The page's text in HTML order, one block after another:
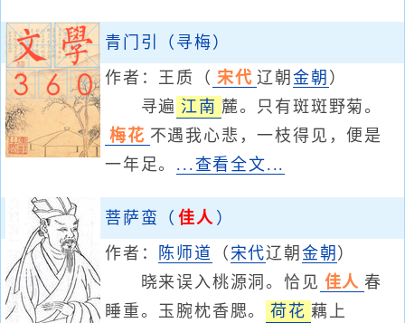
青门引（寻梅）
作者： 王质 （ 宋代 辽朝金朝 ）
寻遍 江南 麓。只有斑斑野菊。
梅花 不遇我心悲，一枝得见，便是
一年足。 ...查看全文...
菩萨蛮（ 佳人 ）
作者：
陈师道 （ 宋代辽朝 金朝 ）
晓来误入桃源洞。恰见 佳人 春
睡重。玉腕枕香腮。
荷花 藕上